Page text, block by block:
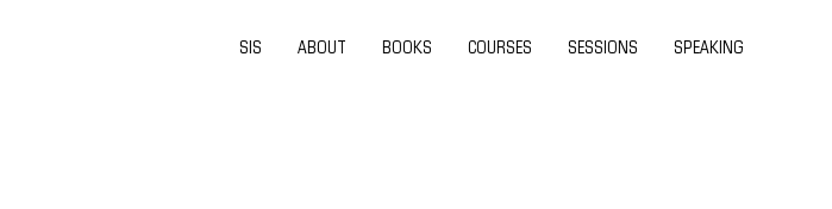
SIS ABOUT BOOKS COURSES SESSIONS SPEAKING